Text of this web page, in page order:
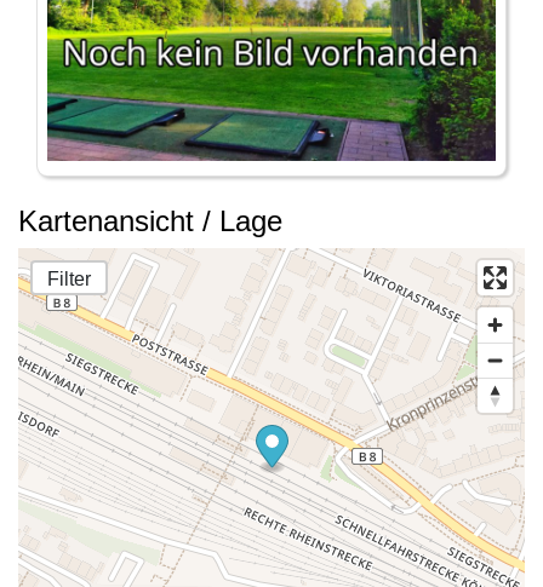
Kartenansicht / Lage
Filter